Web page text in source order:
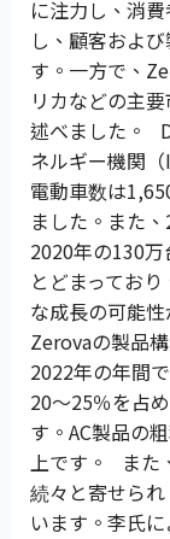
に注力し、消
し、顧客およ
す。一方で、
リカなどの主
述べました。
ネルギー機関
電動車数は
ました。また
2020年の130
とどまってお
な成長の可能
Zerovaの製品
2022年の年間
20〜25％を占
す。AC製品の
上です。 また
続々と寄せら
います。李氏